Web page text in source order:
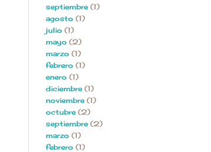
septiembre (1)
agosto (1)
julio (1)
mayo (2)
marzo (1)
febrero (1)
enero (1)
diciembre (1)
noviembre (1)
octubre (2)
septiembre (2)
marzo (1)
febrero (1)